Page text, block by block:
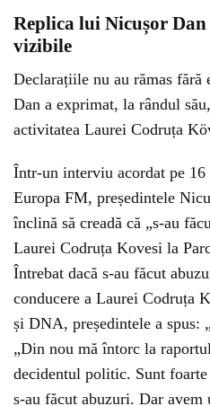
Replica lui Nicușor
vizibile
Declarațiile nu au rămas fără
Dan a exprimat, la rândul
activitatea Laurei Codruța
Într-un interviu acordat pe
Europa FM, președintele
înclină să creadă că „s-au
Laurei Codruța Kovesi la
Întrebat dacă s-au făcut
conducere a Laurei Codruța
și DNA, președintele a spus:
„Din nou mă întorc la
decidentul politic. Sunt
s-au făcut abuzuri. Dar avem